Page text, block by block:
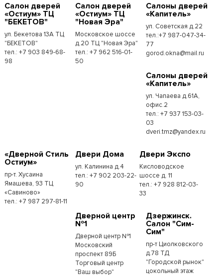
Cалон дверей
«Остиум» ТЦ
"БЕКЕТОВ"
ул. Бекетова 13А ТЦ
"БЕКЕТОВ"
тел.: +7 903 849-68-
98
Cалон дверей
«Остиум» ТЦ
"Новая Эра"
Московское шоссе
д.20 ТЦ "Новая Эра"
тел.: +7 962 516-01-
50
Cалоны дверей
«Капитель»
ул. Советская д.22
тел.:+7 987-047-34-
77
gorod.okna@mail.ru
Cалоны дверей
«Капитель»
ул. Чапаева д.61А,
офис.2
тел.: +7 937 153-03-
03
dveri.tmz@yandex.ru
«Дверной Стиль
Остиум»
пр-т. Хусаина
Ямашева, 93 ТЦ
«Савиново»
тел.: +7 987 297-81-11
Двери Дома
ул. Калинина д.4
тел.: +7 902 203-22-
90
Двери Экспо
Кисловодское
шоссе д. 11
тел.: +7 928 812-03-
33
Дверной центр
№1
Дверной центр №1
Московский
проспект 89Б
Торговый центр
"Ваш выбор"
Дзержинск.
Салон "Сим-
Сим"
пр-т Циолковского
д.78 ТД
"Городской рынок"
цокольный этаж